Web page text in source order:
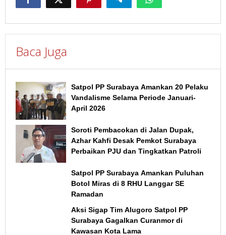
Baca Juga
Satpol PP Surabaya Amankan 20 Pelaku
Vandalisme Selama Periode Januari-
April 2026
Soroti Pembacokan di Jalan Dupak,
Azhar Kahfi Desak Pemkot Surabaya
Perbaikan PJU dan Tingkatkan Patroli
Satpol PP Surabaya Amankan Puluhan
Botol Miras di 8 RHU Langgar SE
Ramadan
Aksi Sigap Tim Alugoro Satpol PP
Surabaya Gagalkan Curanmor di
Kawasan Kota Lama